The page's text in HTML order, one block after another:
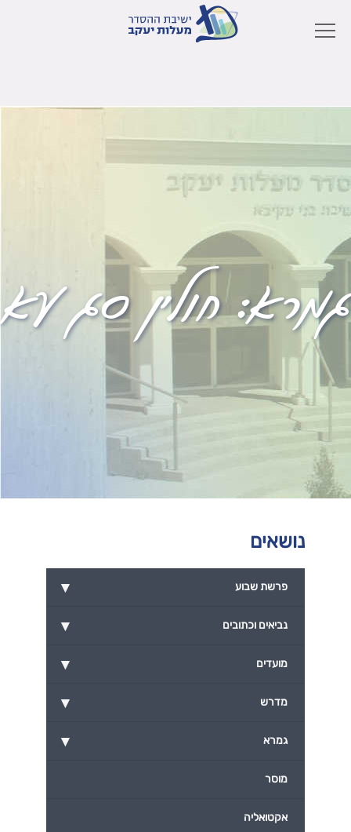
גמרא:חולין סג עא
נושאים
▾ פרשת שבוע
▾ נביאים וכתובים
▾ מועדים
▾ מדרש
▾ גמרא
מוסר
אקטואליה